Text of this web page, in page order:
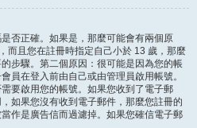
否正確。如果是，那麼可能會有兩個原
而且您在註冊時指定自己小於 13 歲，那麼
步驟。第二個原因：很可能是因為您的帳
員在登入前由自己或由管理員啟用帳號。
要啟用您的帳號。如果您收到了電子郵
如果您沒有收到電子郵件，那麼您註冊的
作是廣告信而過濾掉。如果您確信電子郵